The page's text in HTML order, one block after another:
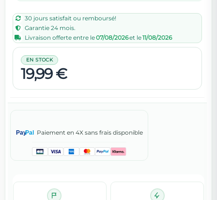
30 jours satisfait ou remboursé!
Garantie 24 mois.
Livraison offerte entre le07/08/2026et le11/08/2026
19,99 €
EN STOCK
PayPal Paiement en 4X sans frais disponible